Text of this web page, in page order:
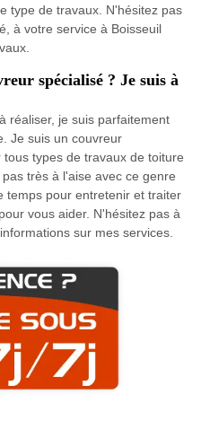
type de travaux. N'hésitez pas
à votre service à Boisseuil
spécialisé ? Je suis à
réaliser, je suis parfaitement
Je suis un couvreur
types de travaux de toiture
très à l'aise avec ce genre
temps pour entretenir et traiter
vous aider. N'hésitez pas à
sur mes services.